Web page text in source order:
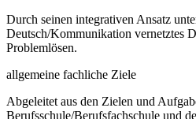
Durch seinen integrativen Ansatz
Deutsch/Kommunikation vernetztes
Problemlösen.
allgemeine fachliche Ziele
Abgeleitet aus den Zielen und
Berufsschule/Berufsfachschule und